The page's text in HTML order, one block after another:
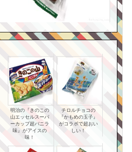
明治の『きのこの
山エッセルスーパ
ーカップ超バニラ
味』がアイスの
味！
チロルチョコの
『かもめの玉子』
がコラボで超おい
しい！